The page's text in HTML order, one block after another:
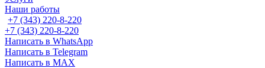
Наши работы
+7 (343) 220-8-220
+7 (343) 220-8-220
Написать в WhatsApp
Написать в Telegram
Написать в MAX